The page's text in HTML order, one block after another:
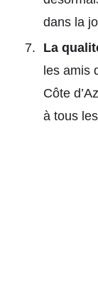
dans la
La
les amis
Côte
à tous